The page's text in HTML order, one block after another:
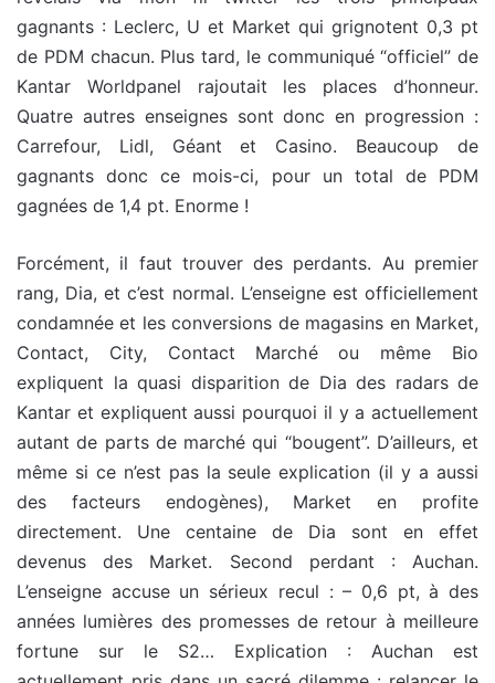
gagnants : Leclerc, U et Market qui grignotent 0,3 pt
de PDM chacun. Plus tard, le communiqué “officiel” de
Kantar Worldpanel rajoutait les places d’honneur.
Quatre autres enseignes sont donc en progression :
Carrefour, Lidl, Géant et Casino. Beaucoup de
gagnants donc ce mois-ci, pour un total de PDM
gagnées de 1,4 pt. Enorme !
Forcément, il faut trouver des perdants. Au premier
rang, Dia, et c’est normal. L’enseigne est officiellement
condamnée et les conversions de magasins en Market,
Contact, City, Contact Marché ou même Bio
expliquent la quasi disparition de Dia des radars de
Kantar et expliquent aussi pourquoi il y a actuellement
autant de parts de marché qui “bougent”. D’ailleurs, et
même si ce n’est pas la seule explication (il y a aussi
des facteurs endogènes), Market en profite
directement. Une centaine de Dia sont en effet
devenus des Market. Second perdant : Auchan.
L’enseigne accuse un sérieux recul : – 0,6 pt, à des
années lumières des promesses de retour à meilleure
fortune sur le S2… Explication : Auchan est